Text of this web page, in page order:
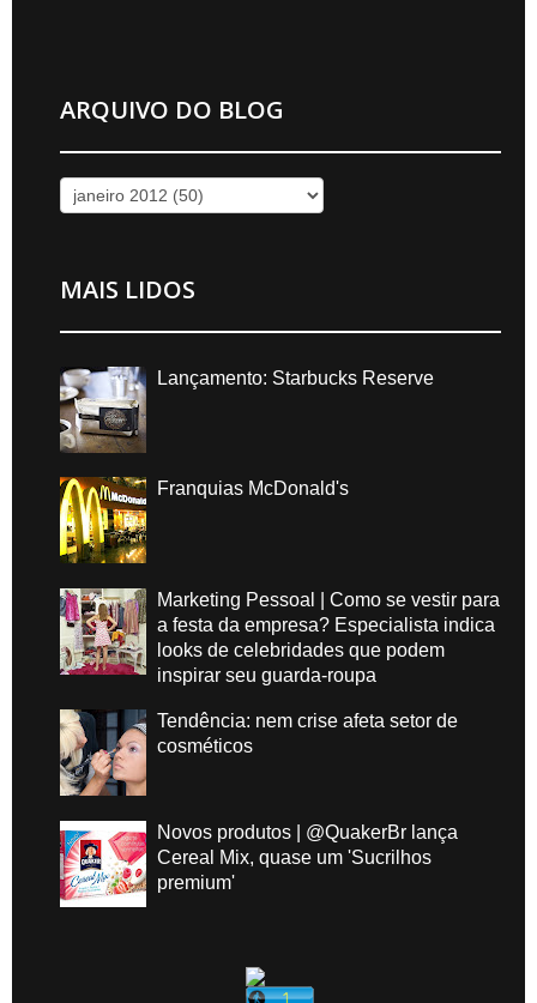
ARQUIVO DO BLOG
MAIS LIDOS
Lançamento: Starbucks Reserve
Franquias McDonald's
Marketing Pessoal | Como se vestir para
a festa da empresa? Especialista indica
looks de celebridades que podem
inspirar seu guarda-roupa
Tendência: nem crise afeta setor de
cosméticos
Novos produtos | @QuakerBr lança
Cereal Mix, quase um 'Sucrilhos
premium'